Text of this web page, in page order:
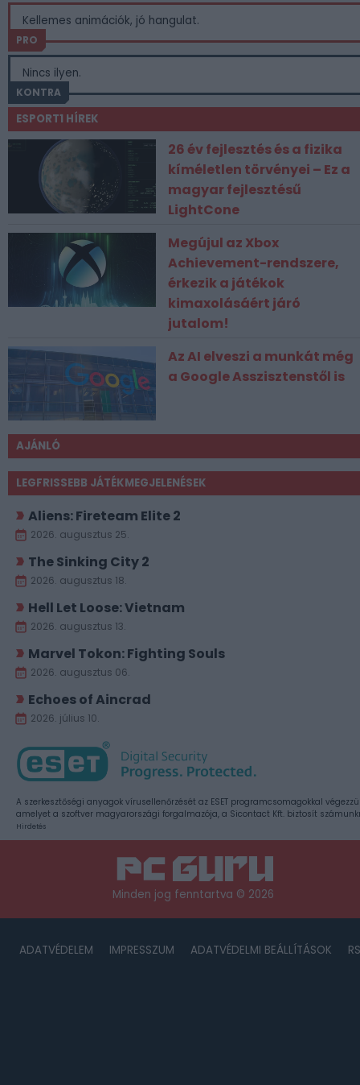
Kellemes animációk, jó hangulat.
PRO
Nincs ilyen.
KONTRA
ESPORT1 HÍREK
26 év fejlesztés és a fizika
kíméletlen törvényei – Ez a
magyar fejlesztésű
LightCone
Megújul az Xbox
Achievement-rendszere,
érkezik a játékok
kimaxolásáért járó
jutalom!
Az AI elveszi a munkát még
a Google Asszisztenstől is
AJÁNLÓ
LEGFRISSEBB JÁTÉKMEGJELENÉSEK
Aliens: Fireteam Elite 2
2026. augusztus 25.
The Sinking City 2
2026. augusztus 18.
Hell Let Loose: Vietnam
2026. augusztus 13.
Marvel Tokon: Fighting Souls
2026. augusztus 06.
Echoes of Aincrad
2026. július 10.
A szerkesztőségi anyagok vírusellenőrzését az ESET programcsomagokkal
amelyet a szoftver magyarországi forgalmazója, a Sicontact Kft. biztosít
Hirdetés
Minden jog fenntartva © 2026
ADATVÉDELEM IMPRESSZUM ADATVÉDELMI BEÁLLÍTÁSOK